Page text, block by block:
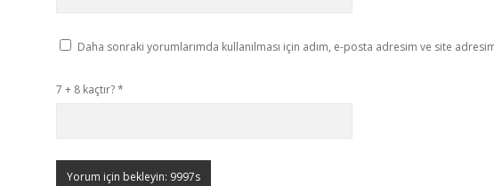
Daha sonraki yorumlarımda kullanılması için adım, e-posta adresim ve site
7 + 8 kaçtır?*